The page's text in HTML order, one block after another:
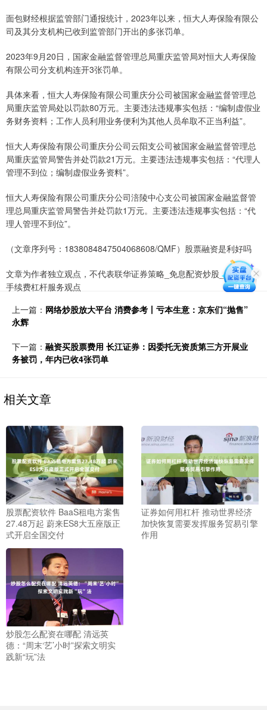
面包财经根据监管部门通报统计，2023年以来，恒大人寿保险有限公
司及其分支机构已收到监管部门开出的多张罚单。
2023年9月20日，国家金融监督管理总局重庆监管局对恒大人寿保险
有限公司分支机构连开3张罚单。
具体来看，恒大人寿保险有限公司重庆分公司被国家金融监督管理总
局重庆监管局处以罚款80万元。主要违法违规事实包括：“编制虚假业
务财务资料；工作人员利用业务便利为其他人员牟取不正当利益”。
恒大人寿保险有限公司重庆分公司云阳支公司被国家金融监督管理总
局重庆监管局警告并处罚款21万元。主要违法违规事实包括：“代理人
管理不到位；编制虚假业务资料”。
恒大人寿保险有限公司重庆分公司涪陵中心支公司被国家金融监督管
理总局重庆监管局警告并处罚款1万元。主要违法违规事实包括：“代
理人管理不到位”。
（文章序列号：1838084847504068608/QMF）股票融资是利好吗
文章为作者独立观点，不代表联华证券策略_免息配资炒股_提供无
手续费杠杆服务观点
上一篇： 网络炒股放大平台 消费参考丨亏本生意：京东们“抛售”
永辉
下一篇： 融资买股票费用 长江证券：因委托无资质第三方开展业
务被罚，年内已收4张罚单
相关文章
股票配资软件 BaaS租电方案售
27.48万起 蔚来ES8大五座版正
式开启全国交付
证券如何用杠杆 推动世界经济
加快恢复需要发挥服务贸易引擎
作用
炒股怎么配资在哪配 清远英
德：“周末‘艺’小时”探索文明实
践新“玩”法